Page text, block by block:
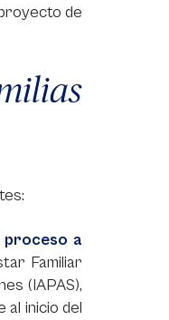
de
a
Familiar
(IAPAS),
inicio del